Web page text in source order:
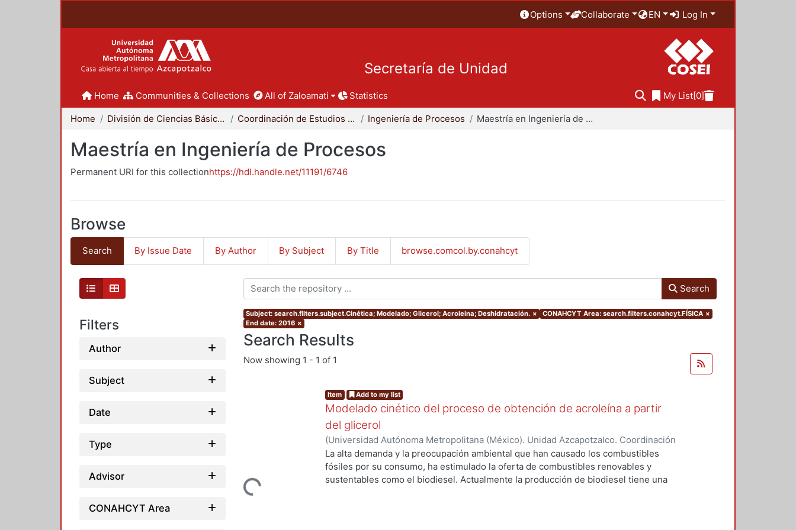
Options Collaborate EN Log In
Secretaría de Unidad
Home Communities & Collections All of Zaloamati Statistics My List[0]
Home División de Ciencias Básicas e Ingeniería Coordinación de Estudios de Posgrado - CBI Ingeniería de Procesos Maestría en Ingeniería de Procesos
Maestría en Ingeniería de Procesos
Permanent URI for this collectionhttps://hdl.handle.net/11191/6746
Browse
Search By Issue Date By Author By Subject By Title browse.comcol.by.conahcyt
Filters
Author
Subject
Date
Type
Advisor
CONAHCYT Area
Search
Subject: search.filters.subject.Cinética; Modelado; Glicerol; Acroleina; Deshidratación. × CONAHCYT Area: search.filters.conahcyt.FÍSICA ×
End date: 2016 ×
Search Results
Now showing 1 - 1 of 1
Loading...
Item Add to my list
Modelado cinético del proceso de obtención de acroleína a partir
del glicerol
(Universidad Autónoma Metropolitana (México). Unidad Azcapotzalco. Coordinación
de Servicios de Información.,2016 )Flores Gutierrez, Tyreese Humberto
La alta demanda y la preocupación ambiental que han causado los combustibles
fósiles por su consumo, ha estimulado la oferta de combustibles renovables y
sustentables como el biodiesel. Actualmente la producción de biodiesel tiene una